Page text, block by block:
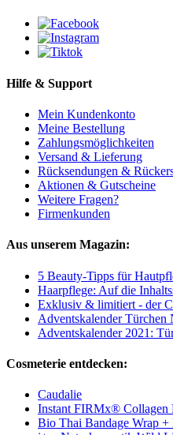
Hilfe & Support
Mein Kundenkonto
Meine Bestellung
Zahlungsmöglichkeiten
Versand & Lieferung
Rücksendungen &
Aktionen & Gutscheine
Weitere Fragen?
Firmenkunden
Aus unserem Magazin:
5 Beauty-Tipps für
Haarpflege: Auf die
Exklusiv & limitiert - der
Adventskalender Türchen
Adventskalender 2021:
Cosmeterie entdecken:
Caudalie
Instant FIRMx® Collagen
Bio Thai Bandage Wrap +